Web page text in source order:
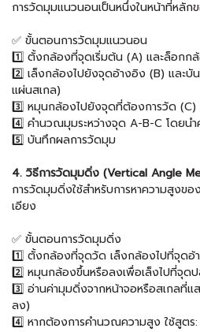
การวัดมุมแนวนอนเป็นหนึ่งในหน้าที่หลั
✅ ขั้นตอนการวัดมุมแนวนอน
1️⃣ ตั้งกล้องที่จุดเริ่มต้น (A) และล็อกก
2️⃣ เล็งกล้องไปยังจุดอ้างอิง (B) และ
แผ่นสเกล)
3️⃣ หมุนกล้องไปยังจุดที่ต้องการวัด (C)
4️⃣ คำนวณมุมระหว่างจุด A-B-C โดยน
5️⃣ บันทึกผลการวัดมุม
4. วิธีการวัดมุมดิ่ง (Vertical Angle
การวัดมุมดิ่งใช้สำหรับการหาความสูงข
เอียง
✅ ขั้นตอนการวัดมุมดิ่ง
1️⃣ ตั้งกล้องที่จุดวัด เล็งกล้องไปที่จุดอ้
2️⃣ หมุนกล้องขึ้นหรือลงเพื่อเล็งไปที่จุด
3️⃣ อ่านค่ามุมดิ่งจากหน้าจอหรือสเกลที่แ
ลง)
4️⃣ หากต้องการคำนวณความสูง ใช้สูตร: